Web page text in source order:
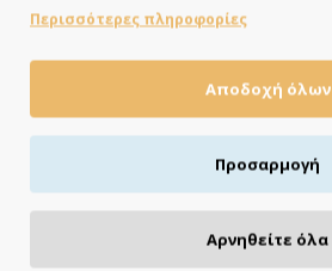
Περισσότερες πληροφορίες
Αποδοχή όλων
Προσαρμογή
Αρνηθείτε όλα